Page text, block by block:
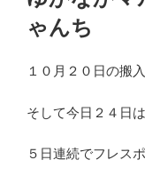
日:
ゃんち
１０月２０日の搬
そして今日２４日
５日連続でフレス